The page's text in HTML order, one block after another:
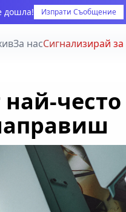
дошла! Изпрати Съобщение
За насСигнализирай